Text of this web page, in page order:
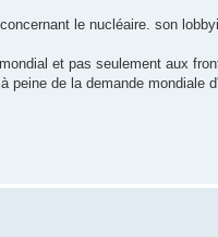
le nucléaire. son
et pas seulement aux
peine de la demande mondiale